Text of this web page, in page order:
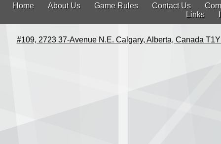
Home About Us Game Rules Contact Us
Links
#109, 2723 37-Avenue N.E. Calgary, Alberta, Canada